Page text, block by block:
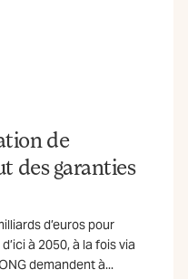
de
des garanties
d’euros pour
à 2050, à la fois via
demandent à...